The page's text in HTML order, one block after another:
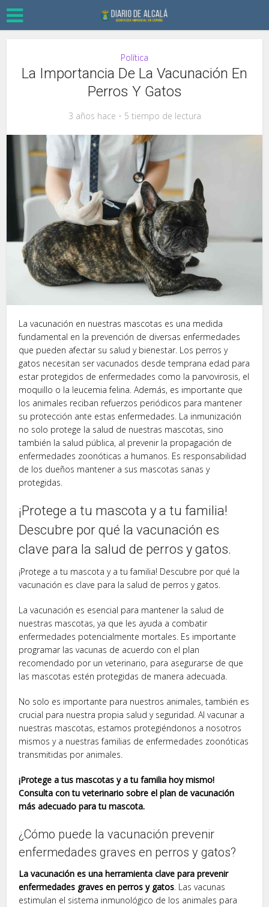
Política
La Importancia De La Vacunación En
Perros Y Gatos
3 años hace 5 tiempo de lectura
La vacunación en nuestras mascotas es una medida
fundamental en la prevención de diversas enfermedades
que pueden afectar su salud y bienestar. Los perros y
gatos necesitan ser vacunados desde temprana edad para
estar protegidos de enfermedades como la parvovirosis, el
moquillo o la leucemia felina. Además, es importante que
los animales reciban refuerzos periódicos para mantener
su protección ante estas enfermedades. La inmunización
no solo protege la salud de nuestras mascotas, sino
también la salud pública, al prevenir la propagación de
enfermedades zoonóticas a humanos. Es responsabilidad
de los dueños mantener a sus mascotas sanas y
protegidas.
¡Protege a tu mascota y a tu familia!
Descubre por qué la vacunación es
clave para la salud de perros y gatos.
¡Protege a tu mascota y a tu familia! Descubre por qué la
vacunación es clave para la salud de perros y gatos.
La vacunación es esencial para mantener la salud de
nuestras mascotas, ya que les ayuda a combatir
enfermedades potencialmente mortales. Es importante
programar las vacunas de acuerdo con el plan
recomendado por un veterinario, para asegurarse de que
las mascotas estén protegidas de manera adecuada.
No solo es importante para nuestros animales, también es
crucial para nuestra propia salud y seguridad. Al vacunar a
nuestras mascotas, estamos protegiéndonos a nosotros
mismos y a nuestras familias de enfermedades zoonóticas
transmitidas por animales.
¡Protege a tus mascotas y a tu familia hoy mismo!
Consulta con tu veterinario sobre el plan de vacunación
más adecuado para tu mascota.
¿Cómo puede la vacunación prevenir
enfermedades graves en perros y gatos?
La vacunación es una herramienta clave para prevenir
enfermedades graves en perros y gatos. Las vacunas
estimulan el sistema inmunológico de los animales para